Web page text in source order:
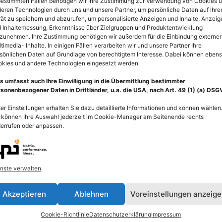
Technologien durch uns und unsere Partner, um persönliche Daten auf
zu speichern und abzurufen, um personalisierte Anzeigen und Inhalte,
Inhaltemessung, Erkenntnisse über Zielgruppen und Produktentwicklung
Ihre Zustimmung benötigen wir außerdem für die Einbindung externer
Inhalte. In einigen Fällen verarbeiten wir und unsere Partner Ihre
Daten auf Grundlage von berechtigtem Interesse. Dabei können
und andere Technologien eingesetzt werden.
umfasst auch Ihre Einwilligung in die Übermittlung bestimmter
Daten in Drittländer, u.a. die USA, nach Art. 49 (1) (a)
Einstellungen erhalten Sie dazu detaillierte Informationen und können wählen.
können Ihre Auswahl jederzeit im Cookie-Manager am Seitenende rechts
oder anpassen.
verwalten
Akzeptieren Ablehnen Voreinstellungen
Cookie-RichtlinieDatenschutzerklärungImpressum
Anatomie Muskulatur Kopf, Gesichtsmuskeln
und Halsmuskeln mit Nerven
55,00€–135,00€
Bildnummer: 2062
Ausführung wählen